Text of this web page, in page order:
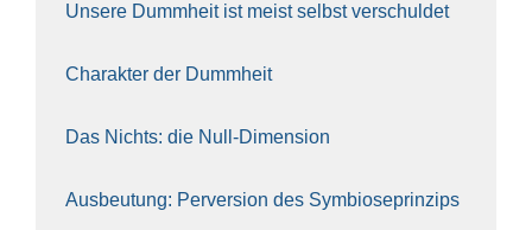
Unse­re Dumm­heit ist meist selbst ver­schul­det
Cha­rak­ter der Dumm­heit
Das Nichts: die Null-Dimen­si­on
Aus­beu­tung: Per­ver­si­on des Sym­bio­se­prin­zips